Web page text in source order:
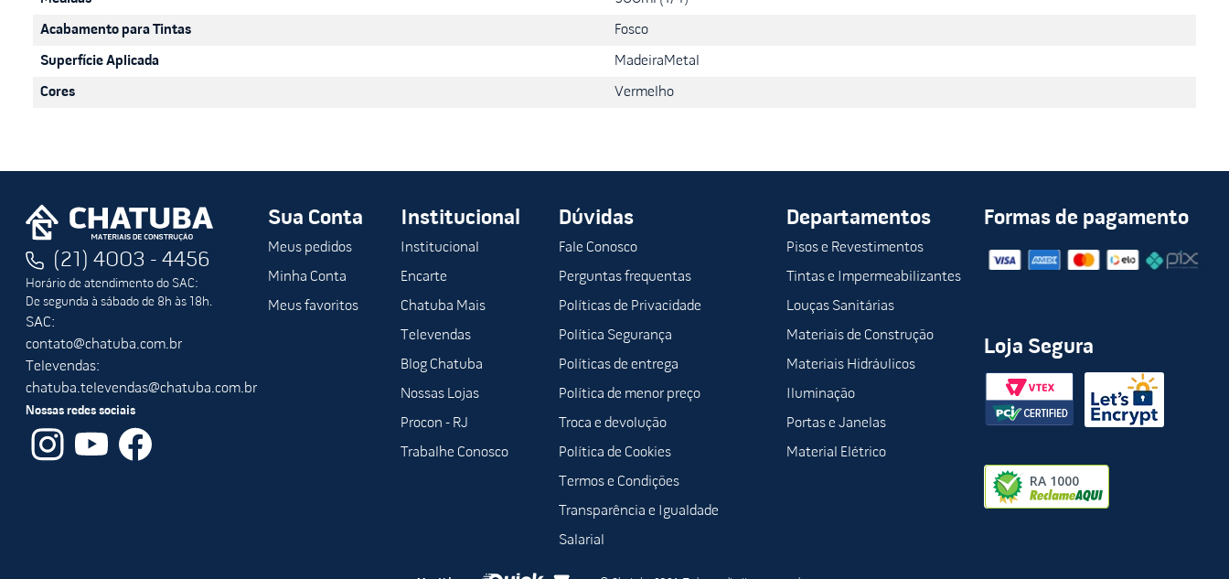
Acabamento para Tintas Fosco
Superfície Aplicada MadeiraMetal
Cores Vermelho
(21) 4003 - 4456
Horário de atendimento do SAC:
De segunda à sábado de 8h às 18h.
SAC:
contato@chatuba.com.br
Televendas:
chatuba.televendas@chatuba.com.br
Nossas redes sociais
Sua Conta
Meus pedidos
Minha Conta
Meus favoritos
Institucional
Institucional
Encarte
Chatuba Mais
Televendas
Blog Chatuba
Nossas Lojas
Procon - RJ
Trabalhe Conosco
Dúvidas
Fale Conosco
Perguntas frequentas
Políticas de Privacidade
Política Segurança
Políticas de entrega
Política de menor preço
Troca e devolução
Política de Cookies
Termos e Condições
Transparência e Igualdade
Salarial
Departamentos
Pisos e Revestimentos
Tintas e Impermeabilizantes
Louças Sanitárias
Materiais de Construção
Materiais Hidráulicos
Iluminação
Portas e Janelas
Material Elétrico
Formas de pagamento
Loja Segura